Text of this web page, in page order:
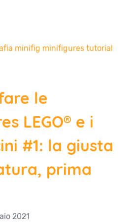
minifig minifigures tutorial
le
LEGO® e i
#1: la giusta
prima
2021